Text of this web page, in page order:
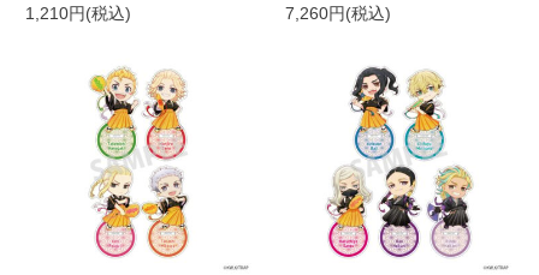
1,210円(税込)
7,260円(税込)